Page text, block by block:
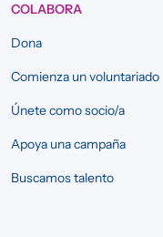
COLABORA
Dona
Comienza un voluntariado
Únete como socio/a
Apoya una campaña
Buscamos talento